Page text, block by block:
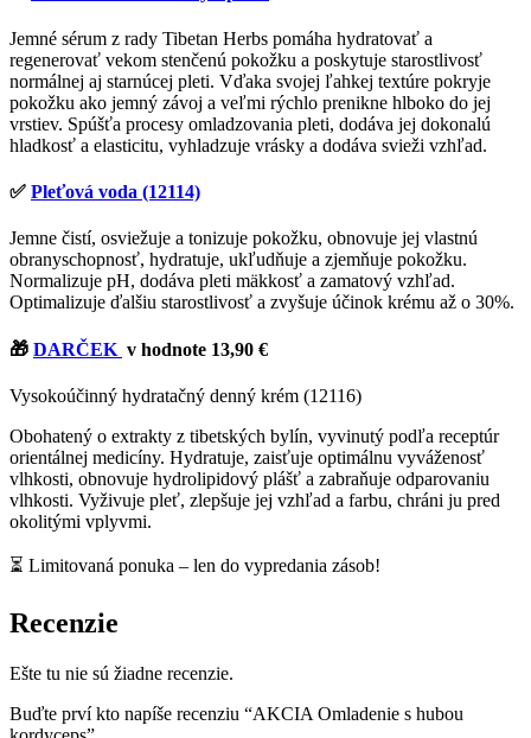
Jemné sérum z rady Tibetan Herbs pomáha hydratovať a
regenerovať vekom stenčenú pokožku a poskytuje starostlivosť
normálnej aj starnúcej pleti. Vďaka svojej ľahkej textúre pokryje
pokožku ako jemný závoj a veľmi rýchlo prenikne hlboko do jej
vrstiev. Spúšťa procesy omladzovania pleti, dodáva jej dokonalú
hladkosť a elasticitu, vyhladzuje vrásky a dodáva svieži vzhľad.
✅ Pleťová voda (12114)
Jemne čistí, osviežuje a tonizuje pokožku, obnovuje jej vlastnú
obranyschopnosť, hydratuje, ukľudňuje a zjemňuje pokožku.
Normalizuje pH, dodáva pleti mäkkosť a zamatový vzhľad.
Optimalizuje ďalšiu starostlivosť a zvyšuje účinok krému až o 30%.
🎁 DARČEK v hodnote 13,90 €
Vysokoúčinný hydratačný denný krém (12116)
Obohatený o extrakty z tibetských bylín, vyvinutý podľa receptúr
orientálnej medicíny. Hydratuje, zaisťuje optimálnu vyváženosť
vlhkosti, obnovuje hydrolipidový plášť a zabraňuje odparovaniu
vlhkosti. Vyživuje pleť, zlepšuje jej vzhľad a farbu, chráni ju pred
okolitými vplyvmi.
⏳ Limitovaná ponuka – len do vypredania zásob!
Recenzie
Ešte tu nie sú žiadne recenzie.
Buďte prví kto napíše recenziu “AKCIA Omladenie s hubou